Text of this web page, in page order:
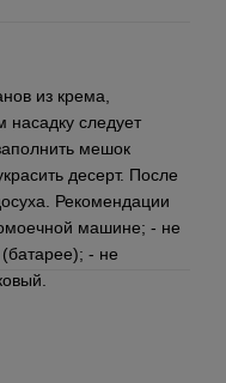
из крема,
следует
мешок
десерт. После
Рекомендации
машине; - не
- не